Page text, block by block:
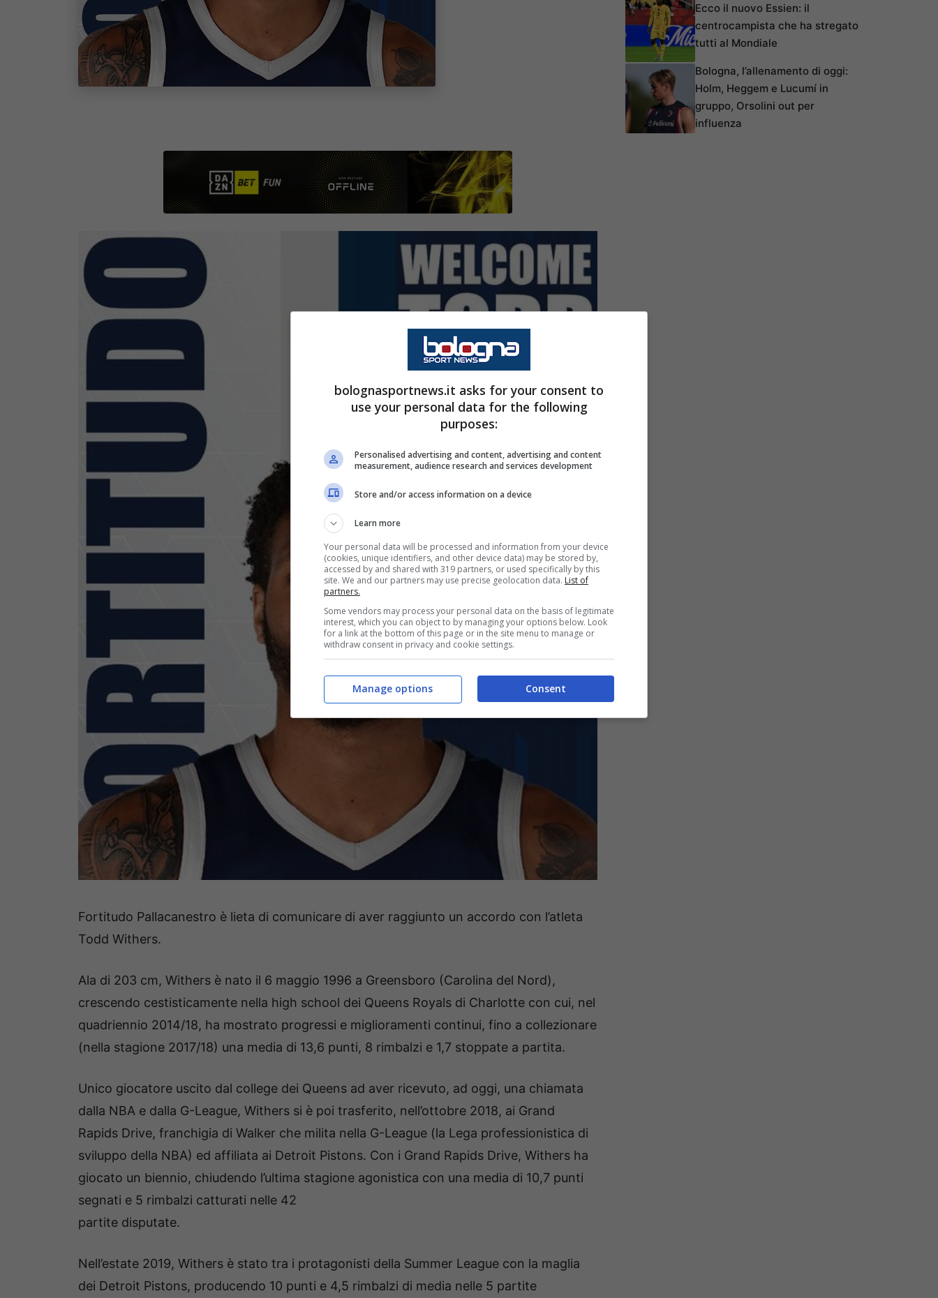
Fortitudo Pallacanestro è lieta di comunicare di aver raggiunto un accordo con l’atleta
Todd Withers.
Ala di 203 cm, Withers è nato il 6 maggio 1996 a Greensboro (Carolina del Nord),
crescendo cestisticamente nella high school dei Queens Royals di Charlotte con cui, nel
quadriennio 2014/18, ha mostrato progressi e miglioramenti continui, fino a collezionare
(nella stagione 2017/18) una media di 13,6 punti, 8 rimbalzi e 1,7 stoppate a partita.
Unico giocatore uscito dal college dei Queens ad aver ricevuto, ad oggi, una chiamata
dalla NBA e dalla G-League, Withers si è poi trasferito, nell’ottobre 2018, ai Grand
Rapids Drive, franchigia di Walker che milita nella G-League (la Lega professionistica di
sviluppo della NBA) ed affiliata ai Detroit Pistons. Con i Grand Rapids Drive, Withers ha
giocato un biennio, chiudendo l’ultima stagione agonistica con una media di 10,7 punti
segnati e 5 rimbalzi catturati nelle 42
partite disputate.
Nell’estate 2019, Withers è stato tra i protagonisti della Summer League con la maglia
dei Detroit Pistons, producendo 10 punti e 4,5 rimbalzi di media nelle 5 partite
Ecco il nuovo Essien: il
centrocampista che ha stregato
tutti al Mondiale
Bologna, l’allenamento di oggi:
Holm, Heggem e Lucumí in
gruppo, Orsolini out per
influenza
bolognasportnews.it asks for your consent to
use your personal data for the following
purposes:
Personalised advertising and content, advertising and content
measurement, audience research and services development
Store and/or access information on a device
Learn more
Your personal data will be processed and information from your device
(cookies, unique identifiers, and other device data) may be stored by,
accessed by and shared with 319 partners, or used specifically by this
site. We and our partners may use precise geolocation data. List of
partners.
Some vendors may process your personal data on the basis of legitimate
interest, which you can object to by managing your options below. Look
for a link at the bottom of this page or in the site menu to manage or
withdraw consent in privacy and cookie settings.
Consent
Manage options